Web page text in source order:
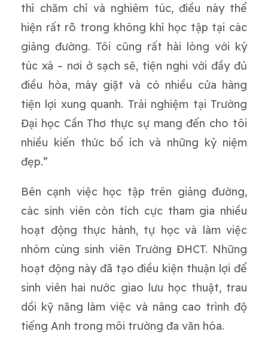
thì chăm chỉ và nghiêm túc, điều này thể
hiện rất rõ trong không khí học tập tại các
giảng đường. Tôi cũng rất hài lòng với ký
túc xá – nơi ở sạch sẽ, tiện nghi với đầy đủ
điều hòa, máy giặt và có nhiều cửa hàng
tiện lợi xung quanh. Trải nghiệm tại Trường
Đại học Cần Thơ thực sự mang đến cho tôi
nhiều kiến thức bổ ích và những kỷ niệm
đẹp.”
Bên cạnh việc học tập trên giảng đường,
các sinh viên còn tích cực tham gia nhiều
hoạt động thực hành, tự học và làm việc
nhóm cùng sinh viên Trường ĐHCT. Những
hoạt động này đã tạo điều kiện thuận lợi để
sinh viên hai nước giao lưu học thuật, trau
dồi kỹ năng làm việc và nâng cao trình độ
tiếng Anh trong môi trường đa văn hóa.